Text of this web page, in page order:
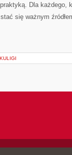
Dla każdego,
się ważnym